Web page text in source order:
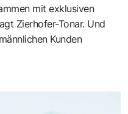
mit exklusiven
Zierhofer-Tonar. Und
Kunden